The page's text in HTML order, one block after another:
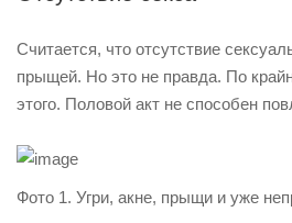
Считается, что отсутствие
прыщей. Но это не правда. По
этого. Половой акт не способен
Фото 1. Угри, акне, прыщи и уже